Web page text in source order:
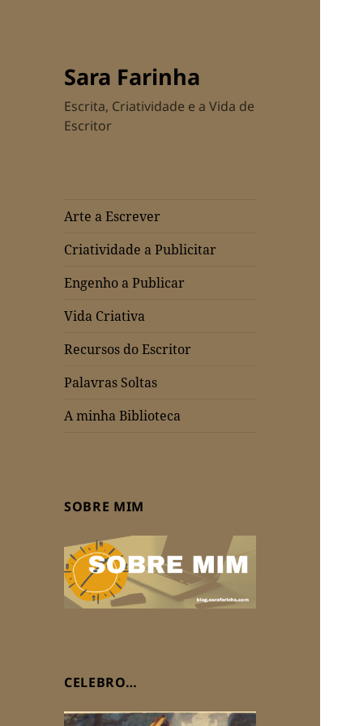
Sara Farinha
Escrita, Criatividade e a Vida de
Escritor
Arte a Escrever
Criatividade a Publicitar
Engenho a Publicar
Vida Criativa
Recursos do Escritor
Palavras Soltas
A minha Biblioteca
SOBRE MIM
CELEBRO…